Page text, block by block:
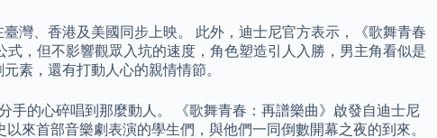
灣、香港及美國同步上映。 此外，迪士尼官方表示，《歌舞青春
，但不影響觀眾入坑的速度，角色塑造引人入勝，男主角看似是
素，還有打動人心的親情情節。
手的心碎唱到那麼動人。 《歌舞青春：再譜樂曲》啟發自迪士尼
來首部音樂劇表演的學生們，與他們一同倒數開幕之夜的到來。